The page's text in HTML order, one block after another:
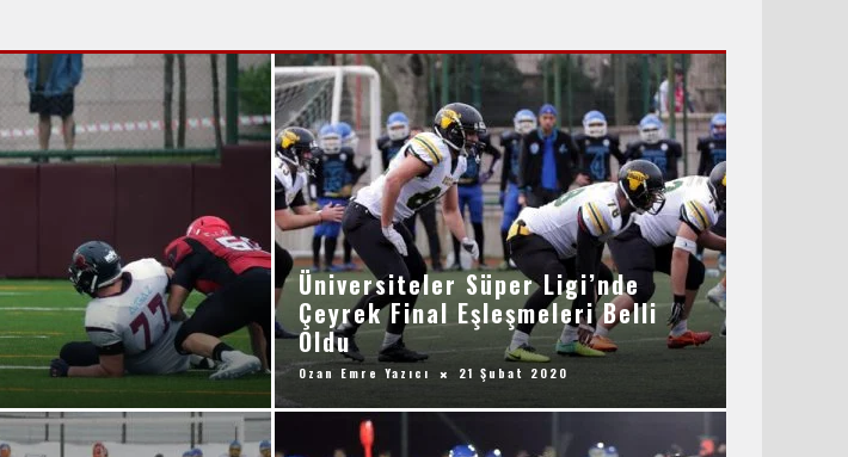
Üniversiteler Süper Ligi’nde
Çeyrek Final Eşleşmeleri Belli
Oldu
Ozan Emre Yazıcı 21 Şubat 2020